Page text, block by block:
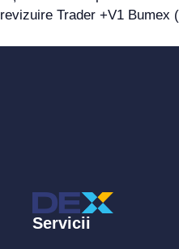
revizuire Trader +V1 Bumex
Servicii